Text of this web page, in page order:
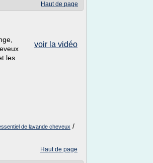
Haut de page
voir la vidéo
les
de lavande cheveux /
Haut de page